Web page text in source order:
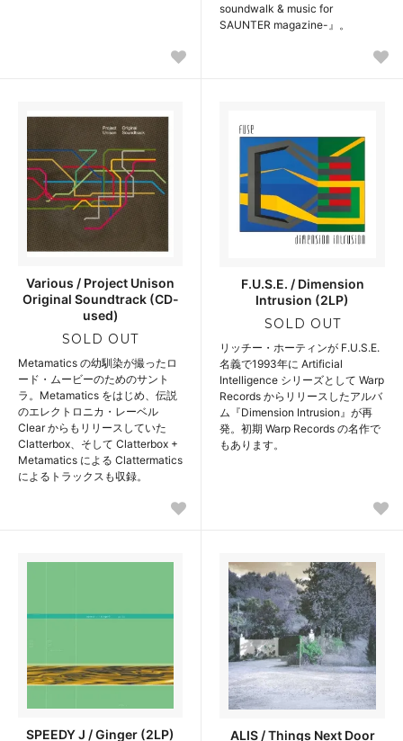
soundwalk & music for
SAUNTER magazine-』。
Various / Project Unison
Original Soundtrack (CD-
used)
SOLD OUT
Metamatics の幼馴染が撮ったロ
ード・ムービーのためのサント
ラ。Metamatics をはじめ、伝説
のエレクトロニカ・レーベル
Clear からもリリースしていた
Clatterbox、そして Clatterbox +
Metamatics による Clattermatics
によるトラックスも収録。
F.U.S.E. / Dimension
Intrusion (2LP)
SOLD OUT
リッチー・ホーティンが F.U.S.E.
名義で1993年に Artificial
Intelligence シリーズとして Warp
Records からリリースしたアルバ
ム『Dimension Intrusion』が再
発。初期 Warp Records の名作で
もあります。
SPEEDY J / Ginger (2LP) ALIS / Things Next Door